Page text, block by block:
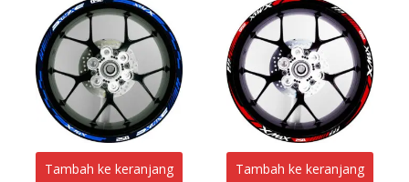
Lost password?
Tambah ke keranjang Tambah ke keranjang